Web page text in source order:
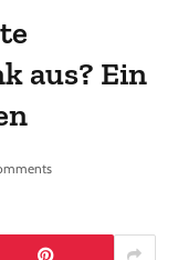
aus? Ein